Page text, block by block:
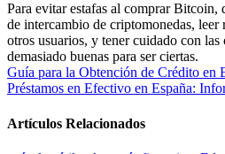
Para evitar estafas al comprar Bitcoin,
de intercambio de criptomonedas, leer
otros usuarios, y tener cuidado con las
demasiado buenas para ser ciertas.
Navegación
de
entradas
Guía para la Obtención de Crédito en
Préstamos en Efectivo en España:
Artículos Relacionados